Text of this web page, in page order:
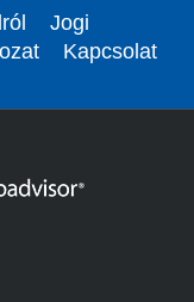
Jogi
Kapcsolat